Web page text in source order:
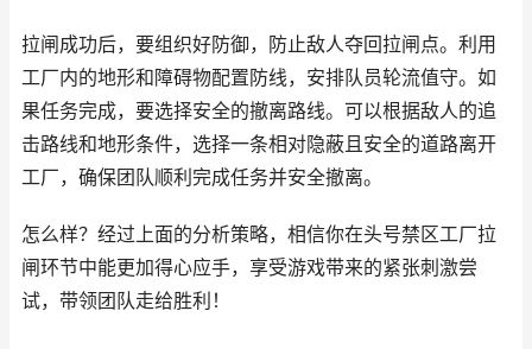
拉闸成功后，要组织好防御，防止敌人夺回拉闸点。利用
工厂内的地形和障碍物配置防线，安排队员轮流值守。如
果任务完成，要选择安全的撤离路线。可以根据敌人的追
击路线和地形条件，选择一条相对隐蔽且安全的道路离开
工厂，确保团队顺利完成任务并安全撤离。
怎么样？经过上面的分析策略，相信你在头号禁区工厂拉
闸环节中能更加得心应手，享受游戏带来的紧张刺激尝
试，带领团队走给胜利！